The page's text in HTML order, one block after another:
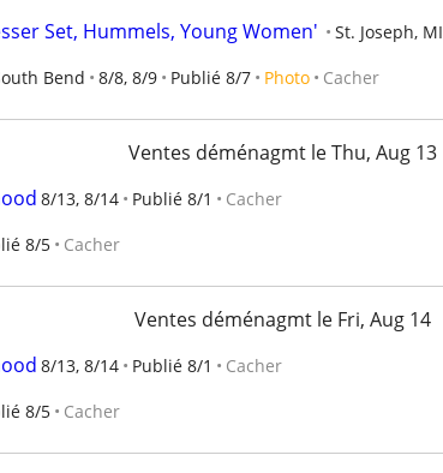
Set, Hummels, Young Women' St. Joseph, MI
Bend 8/8, 8/9 Publié 8/7 Photo Cacher
Ventes déménagmt le Thu, Aug 13
8/13, 8/14 Publié 8/1 Cacher
8/5 Cacher
Ventes déménagmt le Fri, Aug 14
8/13, 8/14 Publié 8/1 Cacher
8/5 Cacher